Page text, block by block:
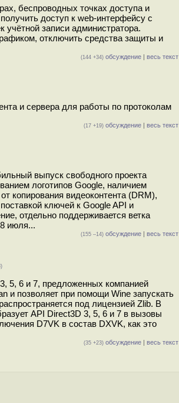
беспроводных точках доступа и
доступ к web-интерфейсу с
учётной записи администратора.
отключить средства защиты и
(144 +34) обсуждение | весь текст
и сервера для работы по протоколам
(17 +19) обсуждение | весь текст
выпуск свободного проекта
логотипов Google, наличием
копирования видеоконтента (DRM),
ключей к Google API и
отдельно поддерживается ветка
июля...
(155 –14) обсуждение | весь текст
5, 6 и 7, предложенных компанией
и позволяет при помощи Wine запускать
под лицензией Zlib. В
API Direct3D 3, 5, 6 и 7 в вызовы
D7VK в состав DXVK, как это
(35 +23) обсуждение | весь текст